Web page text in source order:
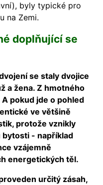
byly typické pro
na Zemi.
doplňující se
se staly dvojice
a žena. Z hmotného
pokud jde o pohled
ve většině
protože vznikly
bytosti - například
vzájemně
energetických těl.
určitý zásah,